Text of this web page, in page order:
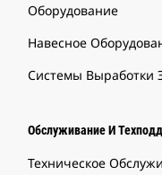
Оборудование
Навесное
Системы Выработки
Обслуживание И
Техническое